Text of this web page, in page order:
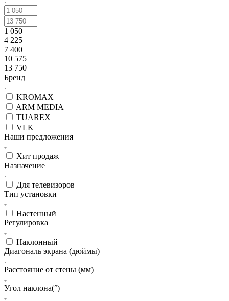
1 050
4 225
7 400
10 575
13 750
Бренд
KROMAX
ARM MEDIA
TUAREX
VLK
Наши предложения
Хит продаж
Назначение
Для телевизоров
Тип установки
Настенный
Регулировка
Наклонный
Диагональ экрана (дюймы)
Расстояние от стены (мм)
Угол наклона(°)